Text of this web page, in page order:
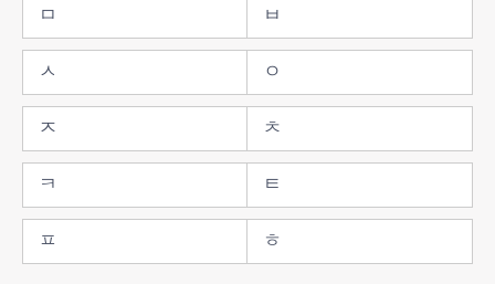
ㅁ ㅂ
ㅅ ㅇ
ㅈ ㅊ
ㅋ ㅌ
ㅍ ㅎ